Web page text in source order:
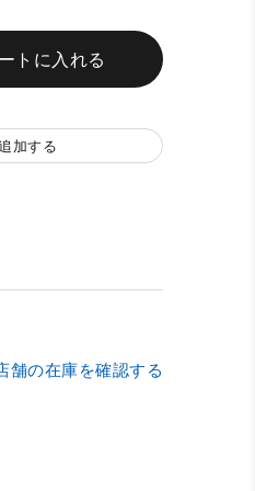
トに入れる
加する
舗の在庫を確認する